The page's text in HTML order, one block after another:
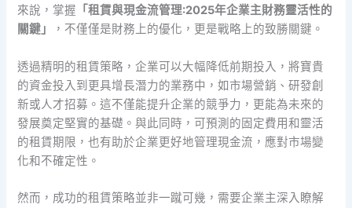
來說，掌握 「租賃與現金流管理:2025年企業主財務靈活性的
關鍵」
，不僅僅是財務上的優化，更是戰略上的致勝關鍵。
透過精明的租賃策略，企業可以大幅降低前期投入，將寶貴
的資金投入到更具增長潛力的業務中，如市場營銷、研發創
新或人才招募。這不僅能提升企業的競爭力，更能為未來的
發展奠定堅實的基礎。與此同時，可預測的固定費用和靈活
的租賃期限，也有助於企業更好地管理現金流，應對市場變
化和不確定性。
然而，成功的租賃策略並非一蹴可幾，需要企業主深入瞭解